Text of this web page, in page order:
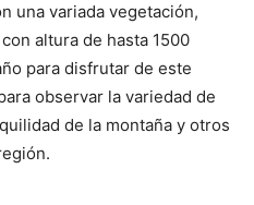
una variada vegetación,
altura de hasta 1500
para disfrutar de este
observar la variedad de
de la montaña y otros